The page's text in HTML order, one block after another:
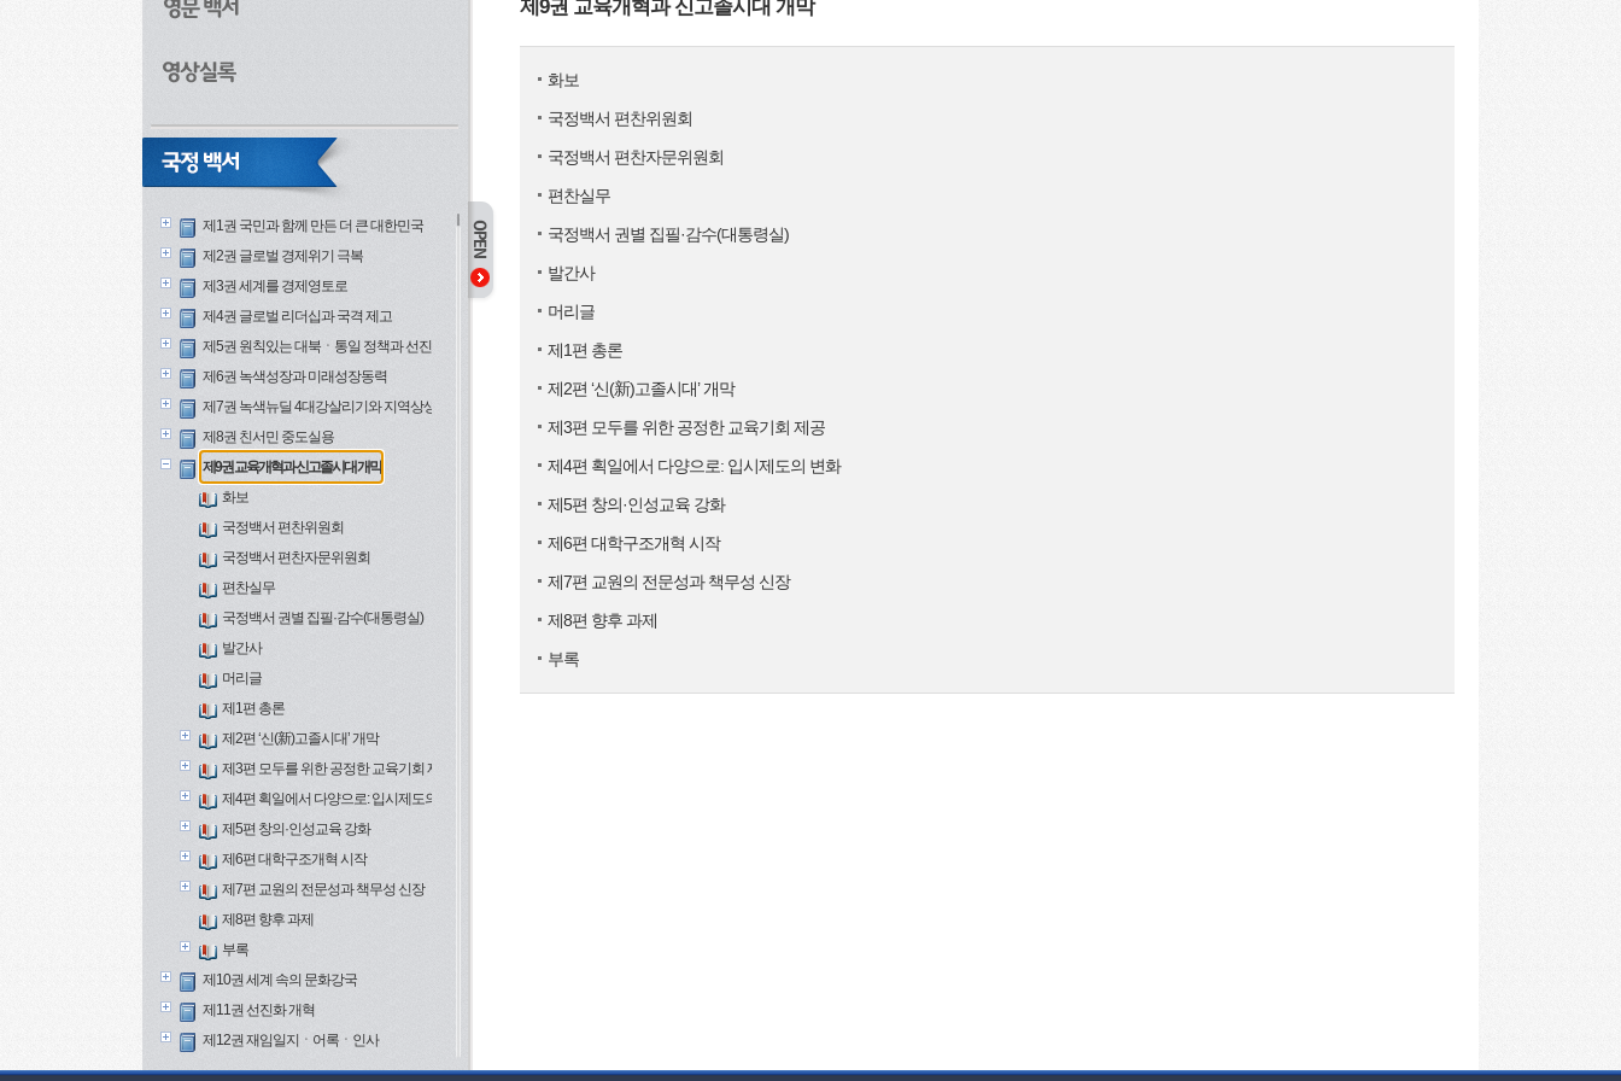
제1권 국민과 함께 만든 더 큰 대한민국
제2권 글로벌 경제위기 극복
제3권 세계를 경제영토로
제4권 글로벌 리더십과 국격 제고
제5권 원칙있는 대북ㆍ통일 정책과 선진안보
제6권 녹색성장과 미래성장동력
제7권 녹색뉴딜 4대강살리기와 지역상생
제8권 친서민 중도실용
제9권 교육개혁과 신고졸시대 개막
화보
국정백서 편찬위원회
국정백서 편찬자문위원회
편찬실무
국정백서 권별 집필·감수(대통령실)
발간사
머리글
제1편 총론
제2편 ‘신(新)고졸시대’ 개막
제3편 모두를 위한 공정한 교육기회 제공
제4편 획일에서 다양으로: 입시제도의 변화
제5편 창의·인성교육 강화
제6편 대학구조개혁 시작
제7편 교원의 전문성과 책무성 신장
제8편 향후 과제
부록
제10권 세계 속의 문화강국
제11권 선진화 개혁
제12권 재임일지ㆍ어록ㆍ인사
제9권 교육개혁과 신고졸시대 개막
화보
국정백서 편찬위원회
국정백서 편찬자문위원회
편찬실무
국정백서 권별 집필·감수(대통령실)
발간사
머리글
제1편 총론
제2편 ‘신(新)고졸시대’ 개막
제3편 모두를 위한 공정한 교육기회 제공
제4편 획일에서 다양으로: 입시제도의 변화
제5편 창의·인성교육 강화
제6편 대학구조개혁 시작
제7편 교원의 전문성과 책무성 신장
제8편 향후 과제
부록